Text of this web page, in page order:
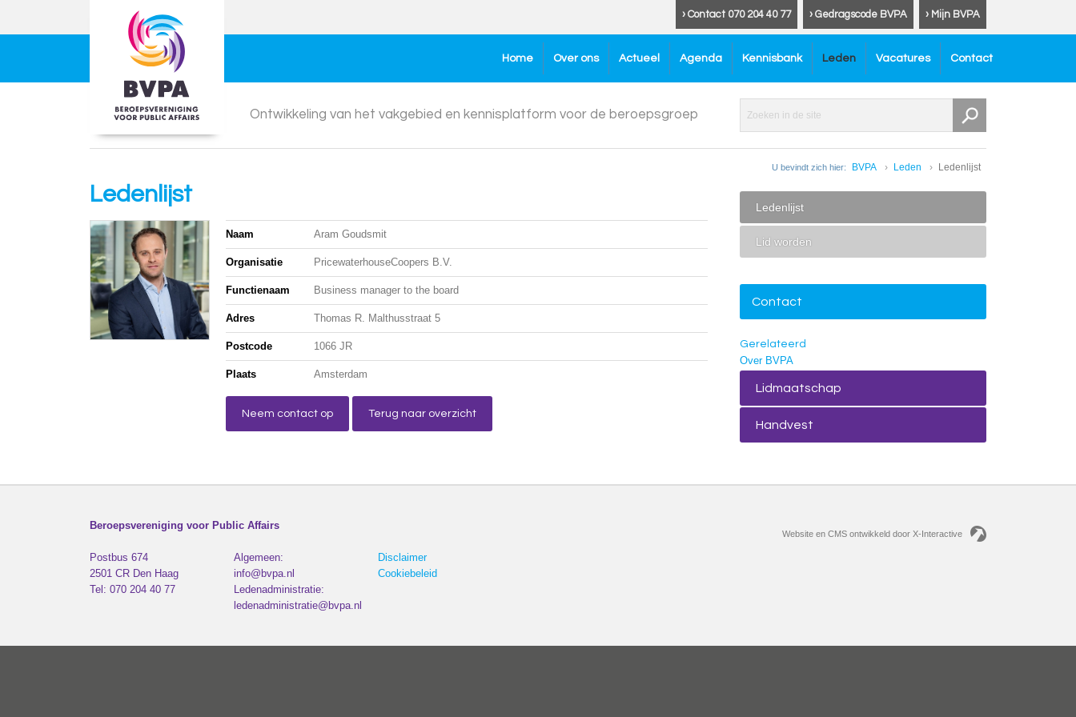
› Mijn BVPA
› Gedragscode BVPA
› Contact 070 204 40 77
Home Over ons Actueel Agenda Kennisbank Leden Vacatures Contact
Ontwikkeling van het vakgebied en kennisplatform voor de beroepsgroep
U bevindt zich hier: BVPA Leden Ledenlijst
Ledenlijst
Naam Aram Goudsmit
Organisatie PricewaterhouseCoopers B.V.
Functienaam Business manager to the board
Adres Thomas R. Malthusstraat 5
Postcode 1066 JR
Plaats Amsterdam
Neem contact op Terug naar overzicht
Ledenlijst
Lid worden
Contact
Gerelateerd
Over BVPA
Lidmaatschap
Handvest
Beroepsvereniging voor Public Affairs
Postbus 674
2501 CR Den Haag
Tel: 070 204 40 77
Algemeen:
info@bvpa.nl
Ledenadministratie:
ledenadministratie@bvpa.nl
Disclaimer
Cookiebeleid
Website en CMS ontwikkeld door X-Interactive